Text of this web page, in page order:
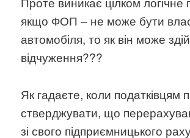
якщо ФОП – не може бути
автомобіля, то як він може
відчуження???
Як гадаєте, коли податківцям
стверджувати, що
зі свого підприємницького